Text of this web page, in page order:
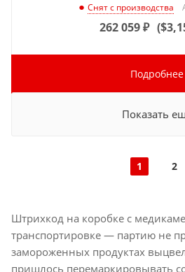
Снят с производства
262 059₽ (
Подробнее
Показать
1 2
Штрихкод на коробке с
транспортировке — партию не
замороженных продуктах
пришлось перемаркировывать